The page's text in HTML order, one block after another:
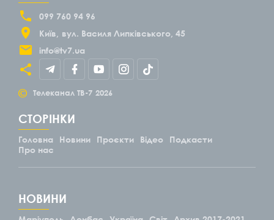
099 760 94 96
Київ
вул. Василя Липківського, 45
info@tv7.ua
© Телеканал ТВ-7 2026
СТОРІНКИ
Головна Новини Проєкти Відео
Подкасти
Про нас
НОВИНИ